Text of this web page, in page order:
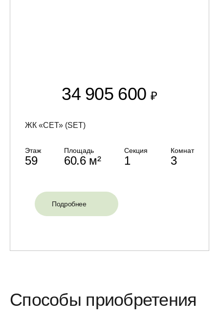
34 905 600₽
ЖК «СЕТ» (SET)
Этаж
59
Площадь
60.6 м²
Секция
1
Комнат
3
Подробнее
Способы приобретения